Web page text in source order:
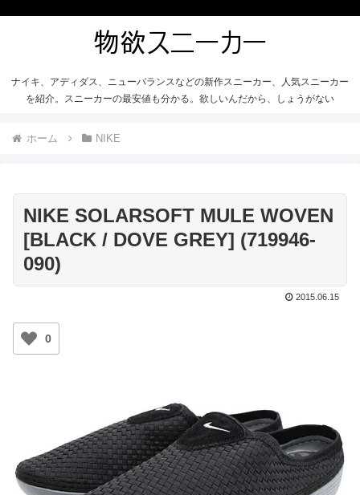
ナイキ、アディダス、ニューバランスなどの新作スニーカー、人気スニーカー
を紹介。スニーカーの最安値も分かる。欲しいんだから、しょうがない
ホーム NIKE
NIKE SOLARSOFT MULE WOVEN
[BLACK / DOVE GREY] (719946-
090)
2015.06.15
0